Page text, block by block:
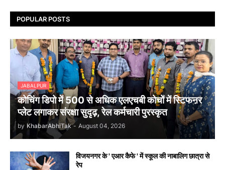
POPULAR POSTS
JABALPUR
कोचिंग डिपो में 500 से अधिक एलएचबी कोचों में स्टिफऩर
प्लेट लगाकर संरक्षा सुदृढ़, रेल कर्मचारी पुरस्कृत
by KhabarAbhiTak - August 04, 2026
विजयनगर के ' एआर कैफे ' में स्कूल की नाबालिग छात्रा से
रेप